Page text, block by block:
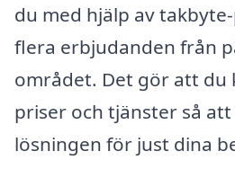
du med hjälp av
flera erbjudanden från
området. Det gör att du
priser och tjänster så
lösningen för just dina